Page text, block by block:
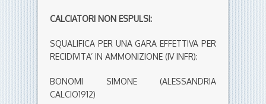
CALCIATORI NON ESPULSI:
SQUALIFICA PER UNA GARA EFFETTIVA PER
RECIDIVITA’ IN AMMONIZIONE (IV INFR):
BONOMI SIMONE (ALESSANDRIA
CALCIO1912)